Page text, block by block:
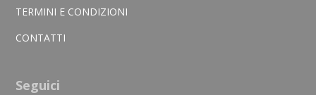
TERMINI E CONDIZIONI
CONTATTI
Seguici